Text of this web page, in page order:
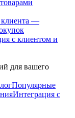
клиента —
с клиентом и
для вашего
Популярные
Интеграция с